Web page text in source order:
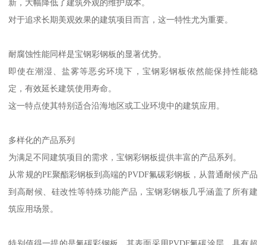
新，大幅降低了建筑外观的维护成本。
对于追求长期美观效果的建筑项目而言，这一特性尤为重要。
耐腐蚀性能同样是宝钢彩钢板的显著优势。
即使在潮湿、盐雾等恶劣环境下，宝钢彩钢板依然能保持性能稳
定，有效延长建筑使用寿命。
这一特点使其特别适合沿海地区或工业环境中的建筑应用。
多样化的产品系列
为满足不同建筑项目的需求，宝钢彩钢板提供丰富的产品系列。
从常规的PE聚酯彩钢板到高端的PVDF氟碳彩钢板，从普通耐候产品
到高耐候、硅改性等特殊功能产品，宝钢彩钢板几乎涵盖了所有建
筑应用场景。